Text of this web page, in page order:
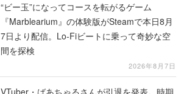
“ビー玉”になってコースを転がるゲーム
『Marblearium』の体験版がSteamで本日8月
7日より配信。Lo-Fiビートに乗って奇妙な空
間を探検
2026年8月7日